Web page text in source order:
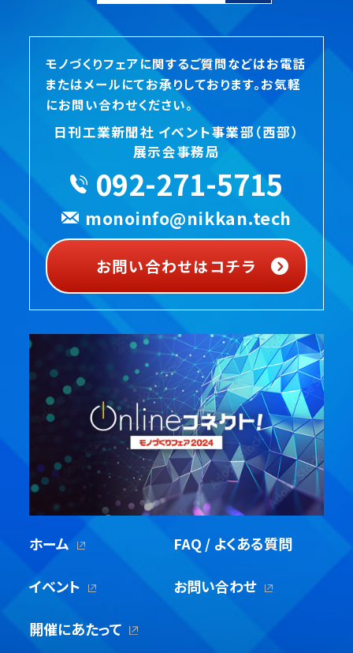
モノづくりフェアに関するご質問などはお電話
またはメールにてお承りしております。お気軽
にお問い合わせください。
日刊工業新聞社 イベント事業部（西部）
展示会事務局
092-271-5715
monoinfo@nikkan.tech
お問い合わせはコチラ
ホーム
イベント
開催にあたって
FAQ / よくある質問
お問い合わせ